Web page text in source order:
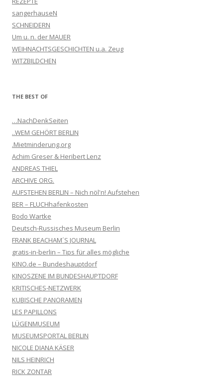
sangerhauseN
SCHNEIDERN
Um u. n. der MAUER
WEIHNACHTSGESCHICHTEN u.a. Zeug
WITZBILDCHEN
THE BEST OF
…NachDenkSeiten
..WEM GEHÖRT BERLIN
.Mietminderung.org
Achim Greser & Heribert Lenz
ANDREAS THIEL
ARCHIVE ORG.
AUFSTEHEN BERLIN – Nich nöl'n! Aufstehen
BER – FLUCHhafenkosten
Bodo Wartke
Deutsch-Russisches Museum Berlin
FRANK BEACHAM´S JOURNAL
gratis-in-berlin – Tips für alles mögliche
KINO.de – Bundeshauptdorf
KINOSZENE IM BUNDESHAUPTDORF
KRITISCHES-NETZWERK
KUBISCHE PANORAMEN
LES PAPILLONS
LÜGENMUSEUM
MUSEUMSPORTAL BERLIN
NICOLE DIANA KÄSER
NILS HEINRICH
RICK ZONTAR